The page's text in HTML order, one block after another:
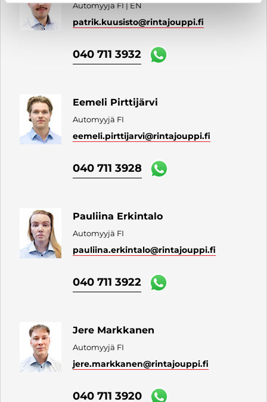
Automyyjä FI | EN
patrik.kuusisto@rintajouppi.fi
040 711 3932
Eemeli Pirttijärvi
Automyyjä FI
eemeli.pirttijarvi@rintajouppi.fi
040 711 3928
Pauliina Erkintalo
Automyyjä FI
pauliina.erkintalo@rintajouppi.fi
040 711 3922
Jere Markkanen
Automyyjä FI
jere.markkanen@rintajouppi.fi
040 711 3920